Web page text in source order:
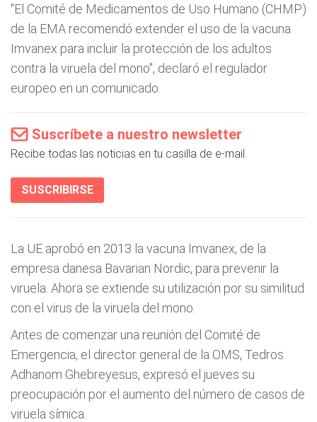
"El Comité de Medicamentos de Uso Humano (CHMP)
de la EMA recomendó extender el uso de la vacuna
Imvanex para incluir la protección de los adultos
contra la viruela del mono", declaró el regulador
europeo en un comunicado.
Suscríbete a nuestro newsletter
Recibe todas las noticias en tu casilla de e-mail.
SUSCRIBIRSE
La UE aprobó en 2013 la vacuna Imvanex, de la
empresa danesa Bavarian Nordic, para prevenir la
viruela. Ahora se extiende su utilización por su similitud
con el virus de la viruela del mono.
Antes de comenzar una reunión del Comité de
Emergencia, el director general de la OMS, Tedros
Adhanom Ghebreyesus, expresó el jueves su
preocupación por el aumento del número de casos de
viruela símica.